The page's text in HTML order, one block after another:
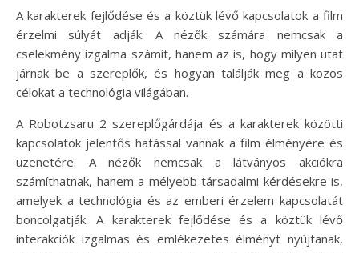
A karakterek fejlődése és a köztük lévő kapcsolatok a film
érzelmi súlyát adják. A nézők számára nemcsak a
cselekmény izgalma számít, hanem az is, hogy milyen utat
járnak be a szereplők, és hogyan találják meg a közös
célokat a technológia világában.
A Robotzsaru 2 szereplőgárdája és a karakterek közötti
kapcsolatok jelentős hatással vannak a film élményére és
üzenetére. A nézők nemcsak a látványos akciókra
számíthatnak, hanem a mélyebb társadalmi kérdésekre is,
amelyek a technológia és az emberi érzelem kapcsolatát
boncolgatják. A karakterek fejlődése és a köztük lévő
interakciók izgalmas és emlékezetes élményt nyújtanak,